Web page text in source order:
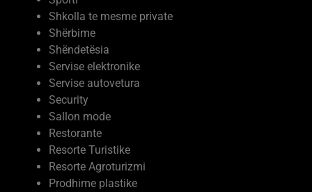
Shërbime
Shëndetësia
Servise elektronike
Servise autovetura
Security
Sallon mode
Restorante
Resorte Turistike
Resorte Agroturizmi
Prodhime plastike
Prodhime industriale